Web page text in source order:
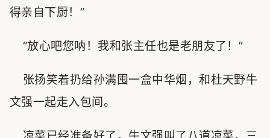
得亲自下厨！”
“放心吧您呐！我和张主任也是老朋友了！”
张扬笑着扔给孙满囤一盒中华烟，和杜天野牛
文强一起走入包间。